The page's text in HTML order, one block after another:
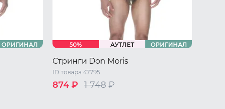
ОРИГИНАЛ 50% АУТЛЕТ ОРИГИНАЛ
Стринги Don Moris
ID товара 47795
874 ₽ 1 748 ₽